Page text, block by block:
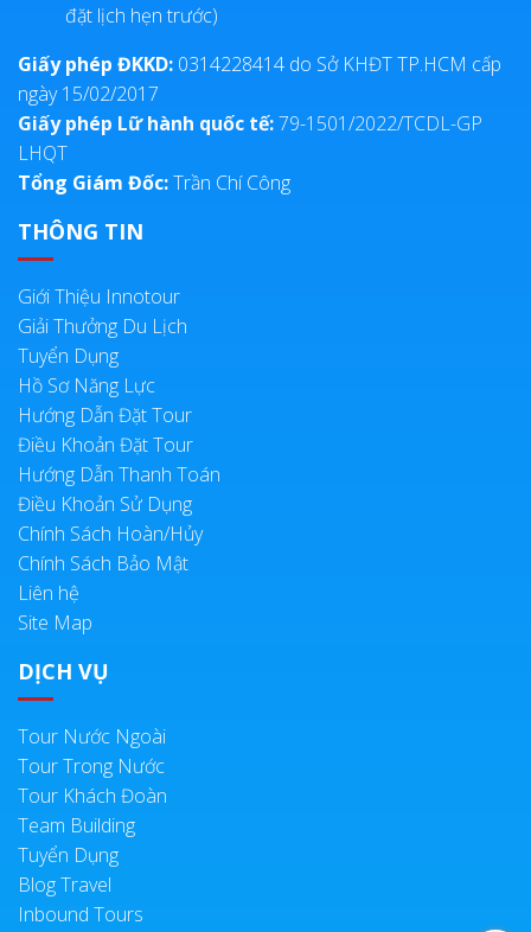
đặt lịch hẹn trước)
Giấy phép ĐKKD: 0314228414 do Sở KHĐT TP.HCM cấp
ngày 15/02/2017
Giấy phép Lữ hành quốc tế:79-1501/2022/TCDL-GP
LHQT
Tổng Giám Đốc:Trần Chí Công
THÔNG TIN
Giới Thiệu Innotour
Giải Thưởng Du Lịch
Tuyển Dụng
Hồ Sơ Năng Lực
Hướng Dẫn Đặt Tour
Điều Khoản Đặt Tour
Hướng Dẫn Thanh Toán
Điều Khoản Sử Dụng
Chính Sách Hoàn/Hủy
Chính Sách Bảo Mật
Liên hệ
Site Map
DỊCH VỤ
Tour Nước Ngoài
Tour Trong Nước
Tour Khách Đoàn
Team Building
Tuyển Dụng
Blog Travel
Inbound Tours